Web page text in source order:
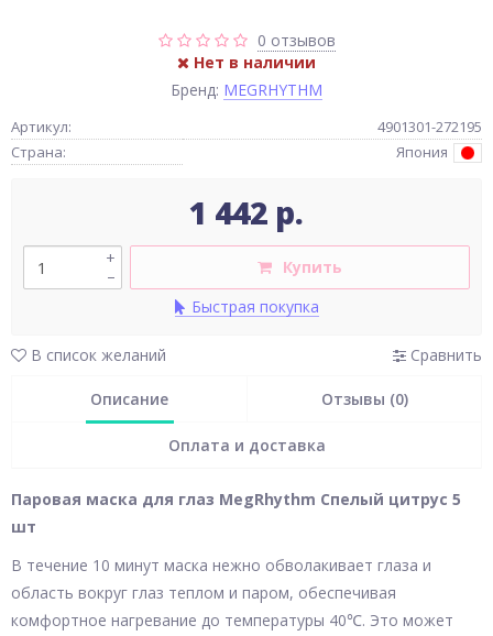
0 отзывов
Нет в наличии
Бренд: MEGRHYTHM
Артикул:
4901301-272195
Страна:
Япония
1 442 р.
–
+
Купить
Быстрая покупка
В список желаний Сравнить
Описание Отзывы (0)
Оплата и доставка
Паровая маска для глаз MegRhythm Спелый цитрус 5
шт
В течение 10 минут маска нежно обволакивает глаза и
область вокруг глаз теплом и паром, обеспечивая
комфортное нагревание до температуры 40℃. Это может